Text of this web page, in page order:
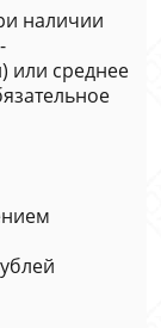
наличии
или среднее